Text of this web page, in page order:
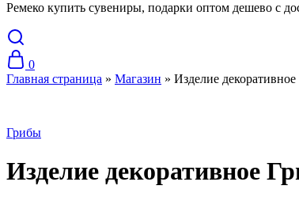
Ремеко купить сувениры, подарки оптом дешево с
0
Главная страница » Магазин » Изделие
Грибы
Изделие декоративное